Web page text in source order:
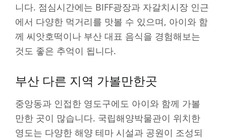
니다. 점심시간에는 BIFF광장과 자갈치시장 인근
에서 다양한 먹거리를 맛볼 수 있으며, 아이와 함
께 씨앗호떡이나 부산 대표 음식을 경험해보는
것도 좋은 추억이 됩니다.
부산 다른 지역 가볼만한곳
중앙동과 인접한 영도구에도 아이와 함께 가볼
만한 곳이 많습니다. 국립해양박물관이 위치한
영도는 다양한 해양 테마 시설과 공원이 조성되